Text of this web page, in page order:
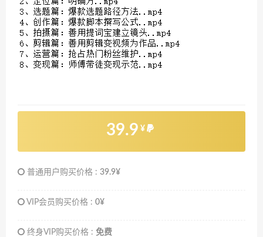
39.9 ¥
普通用户购买价格 : 39.9¥
VIP会员购买价格 : 0¥
终身VIP购买价格 : 免费